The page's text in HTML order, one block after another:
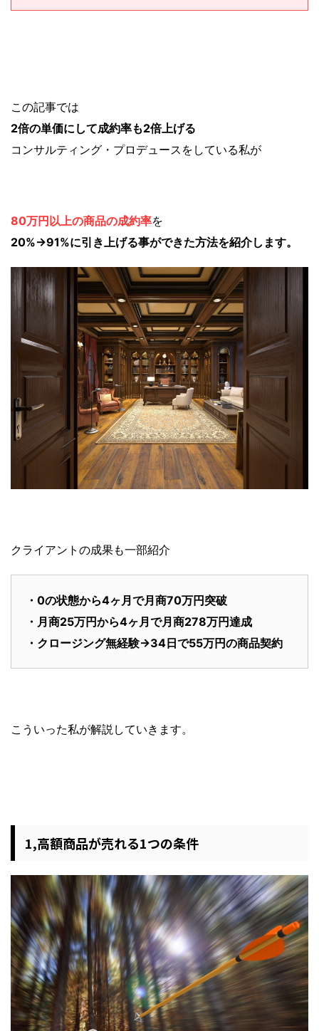
この記事では
2倍の単価にして成約率も2倍上げる
コンサルティング・プロデュースをしている私が
80万円以上の商品の成約率を
20%→91%に引き上げる事ができた方法を紹介します。
クライアントの成果も一部紹介
・0の状態から4ヶ月で月商70万円突破
・月商25万円から4ヶ月で月商278万円達成
・クロージング無経験→34日で55万円の商品契約
こういった私が解説していきます。
1,高額商品が売れる1つの条件